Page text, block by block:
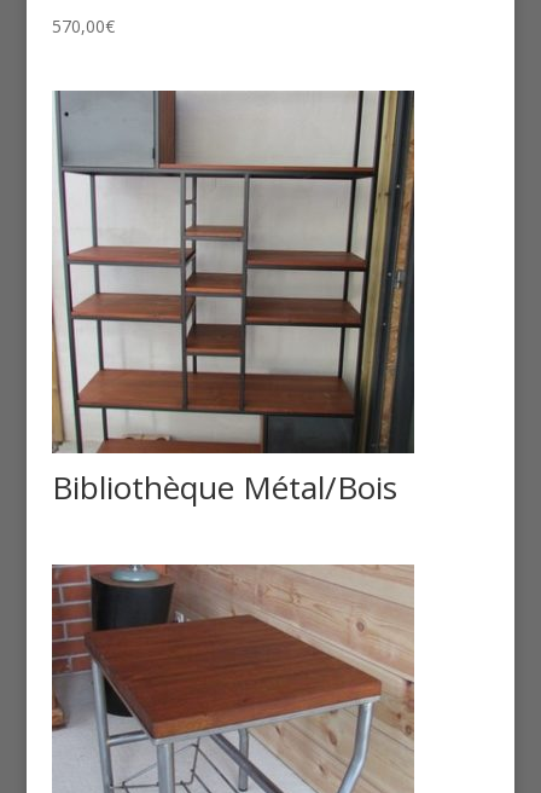
570,00€
Bibliothèque Métal/Bois